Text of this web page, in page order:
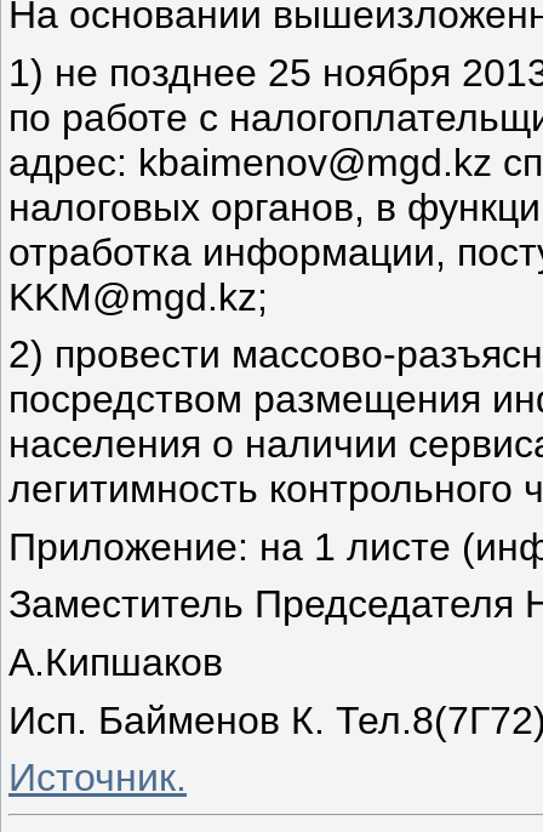
На основании
1) не позднее 25 ноября
по работе с
адрес: kbaimenov@mgd.kz
налоговых органов, в
отработка информации,
KKM@mgd.kz;
2) провести массово-
посредством размещения
населения о наличии
легитимность контрольного
Приложение: на 1 листе
Заместитель
А.Кипшаков
Исп. Байменов К.
Источник.